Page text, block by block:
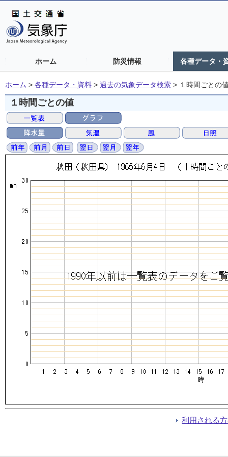
ホーム 防災情報 各種データ・
ホーム > 各種データ・資料 > 過去の気象データ検索 > １時間ごとの
１時間ごとの値
利用される